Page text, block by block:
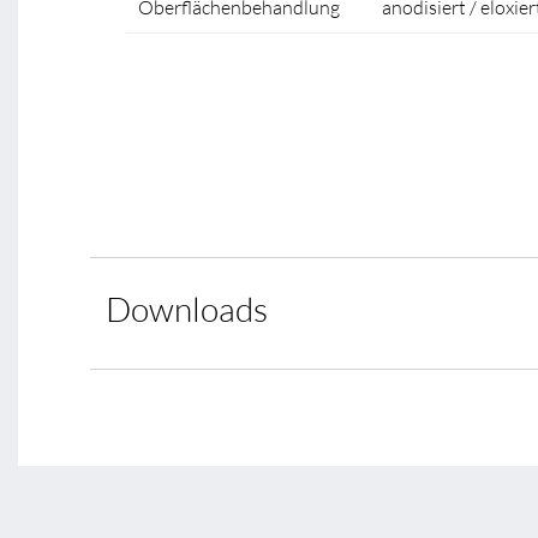
Oberflächenbehandlung anodisiert /
Downloads